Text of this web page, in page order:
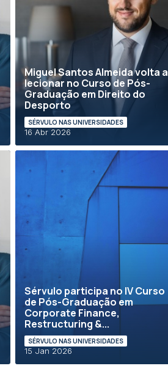
Miguel Santos Almeida volta a
lecionar no Curso de Pós-
Graduação em Direito do
Desporto
SÉRVULO NAS UNIVERSIDADES
16 Abr 2026
Sérvulo participa no IV Curso
de Pós-Graduação em
Corporate Finance,
Restructuring &...
SÉRVULO NAS UNIVERSIDADES
15 Jan 2026